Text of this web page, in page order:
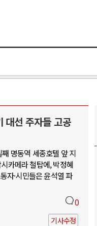
대선 주자들 고공
명동역 세종호텔 앞 지
카메라 철탑에, 박정혜
자·시민들은 윤석열 파
0
기사수정
로벌 토큰 시..
미국 진보진영 ..
은 새로운 글로..
주의를 잠식하고 ..